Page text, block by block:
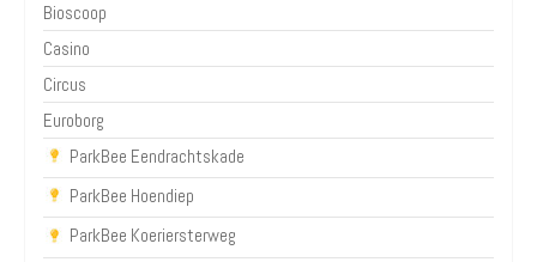
Bioscoop
Casino
Circus
Euroborg
ParkBee Eendrachtskade
ParkBee Hoendiep
ParkBee Koeriersterweg